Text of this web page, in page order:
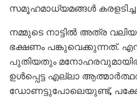
സമൂഹമാധ്യമങ്ങൾ
നമ്മുടെ നാട്ടിൽ അത്ര
ഭക്ഷണം പങ്കുവെക്കുന്നത്.
പുതിയതും
ഉൾപ്പെട്ട എല്ലാ
ഡോണട്ടുപോലെയുണ്ട്,